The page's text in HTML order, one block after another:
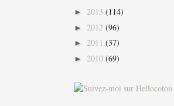
► 2013 (114)
► 2012 (96)
► 2011 (37)
► 2010 (69)